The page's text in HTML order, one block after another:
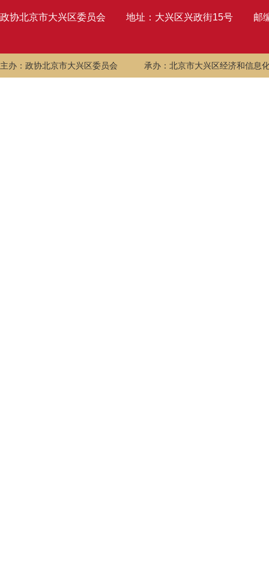
政协北京市大兴区委员会 地址：大兴区兴政街15号 邮
主办：政协北京市大兴区委员会 承办：北京市大兴区经济和信息